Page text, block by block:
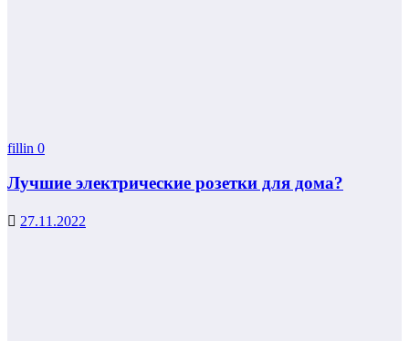
fillin 0
Лучшие электрические розетки для дома?
27.11.2022